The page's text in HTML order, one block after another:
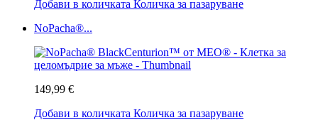
Добави в количката Количка за пазаруване
NoPacha®...
149,99 €
Добави в количката Количка за пазаруване